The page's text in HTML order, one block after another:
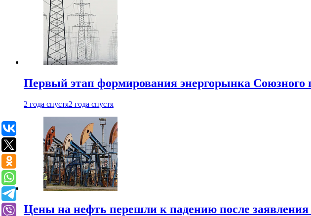
Первый этап формирования энергорынка Союзного
2 года спустя2 года спустя
Цены на нефть перешли к падению после